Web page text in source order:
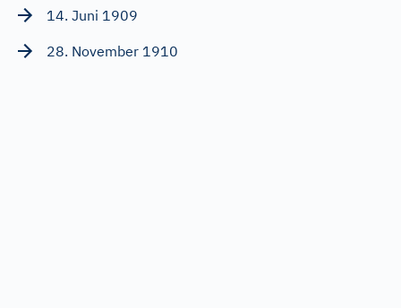
14. Juni 1909
28. November 1910